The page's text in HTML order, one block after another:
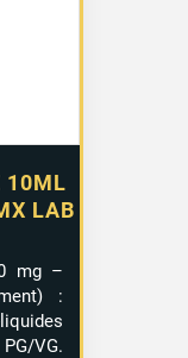
10ML
LAB
mg –
:
VG.